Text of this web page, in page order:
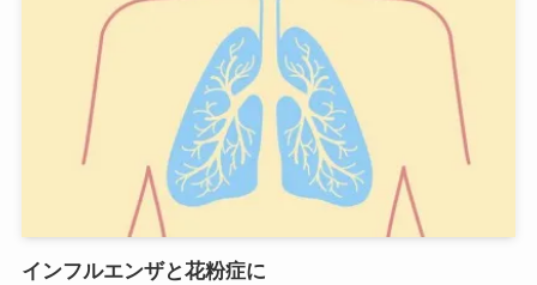
インフルエンザと花粉症に